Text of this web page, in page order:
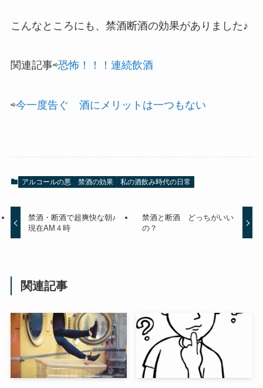
こんなところにも、禁酒断酒の効果がありました♪
関連記事⇨恐怖！！！連続飲酒
⇨今一度告ぐ 酒にメリットは一つもない
アルコールの悪 禁酒の効果 私の酒飲み時代の日常
禁酒・断酒で超爽快な朝♪
現在AM４時
禁酒と断酒 どっちがいい
の？
関連記事